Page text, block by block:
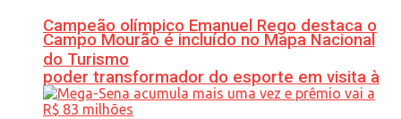
Campeão olímpico Emanuel Rego destaca o
poder transformador do esporte em visita à
Campo Mourão é incluído no Mapa Nacional
do Turismo